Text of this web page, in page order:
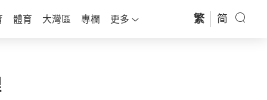
體育 大灣區 專欄 更多 繁 简